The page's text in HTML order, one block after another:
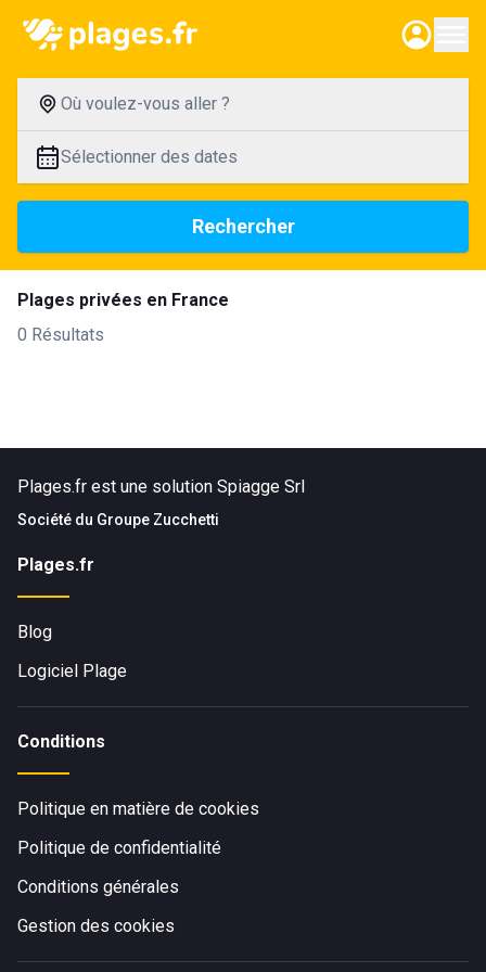
Où voulez-vous aller ?
Sélectionner des dates
Rechercher
Plages privées en France
0 Résultats
Plages.fr est une solution Spiagge Srl
Société du Groupe Zucchetti
Plages.fr
Blog
Logiciel Plage
Conditions
Politique en matière de cookies
Politique de confidentialité
Conditions générales
Gestion des cookies